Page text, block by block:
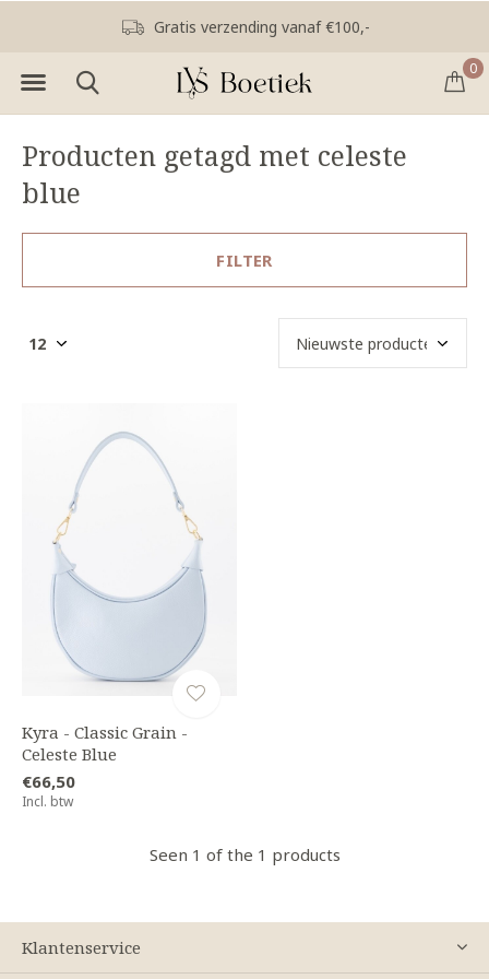
0
Gratis verzending vanaf €100,-
Producten getagd met celeste
blue
FILTER
Kyra - Classic Grain -
Celeste Blue
€66,50
Incl. btw
Seen 1 of the 1 products
Klantenservice